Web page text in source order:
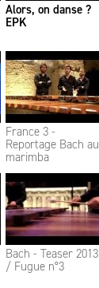
Alors, on danse ?
EPK
France 3 -
Reportage Bach au
marimba
Bach - Teaser 2013
/ Fugue n°3